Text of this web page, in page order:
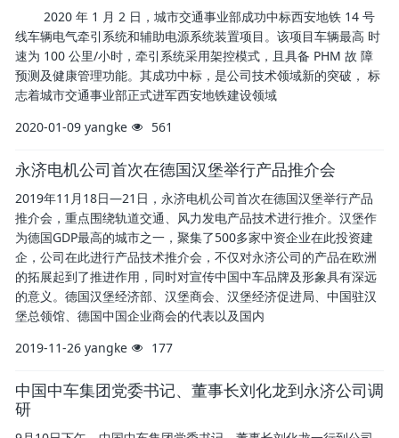
2020 年 1 月 2 日，城市交通事业部成功中标西安地铁 14 号
线车辆电气牵引系统和辅助电源系统装置项目。该项目车辆最高 时
速为 100 公里/小时，牵引系统采用架控模式，且具备 PHM 故 障
预测及健康管理功能。其成功中标，是公司技术领域新的突破， 标
志着城市交通事业部正式进军西安地铁建设领域
2020-01-09 yangke 561
永济电机公司首次在德国汉堡举行产品推介会
2019年11月18日—21日，永济电机公司首次在德国汉堡举行产品
推介会，重点围绕轨道交通、风力发电产品技术进行推介。汉堡作
为德国GDP最高的城市之一，聚集了500多家中资企业在此投资建
企，公司在此进行产品技术推介会，不仅对永济公司的产品在欧洲
的拓展起到了推进作用，同时对宣传中国中车品牌及形象具有深远
的意义。德国汉堡经济部、汉堡商会、汉堡经济促进局、中国驻汉
堡总领馆、德国中国企业商会的代表以及国内
2019-11-26 yangke 177
中国中车集团党委书记、董事长刘化龙到永济公司调
研